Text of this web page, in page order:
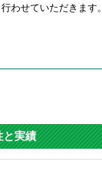
わせていただきます。
と実績